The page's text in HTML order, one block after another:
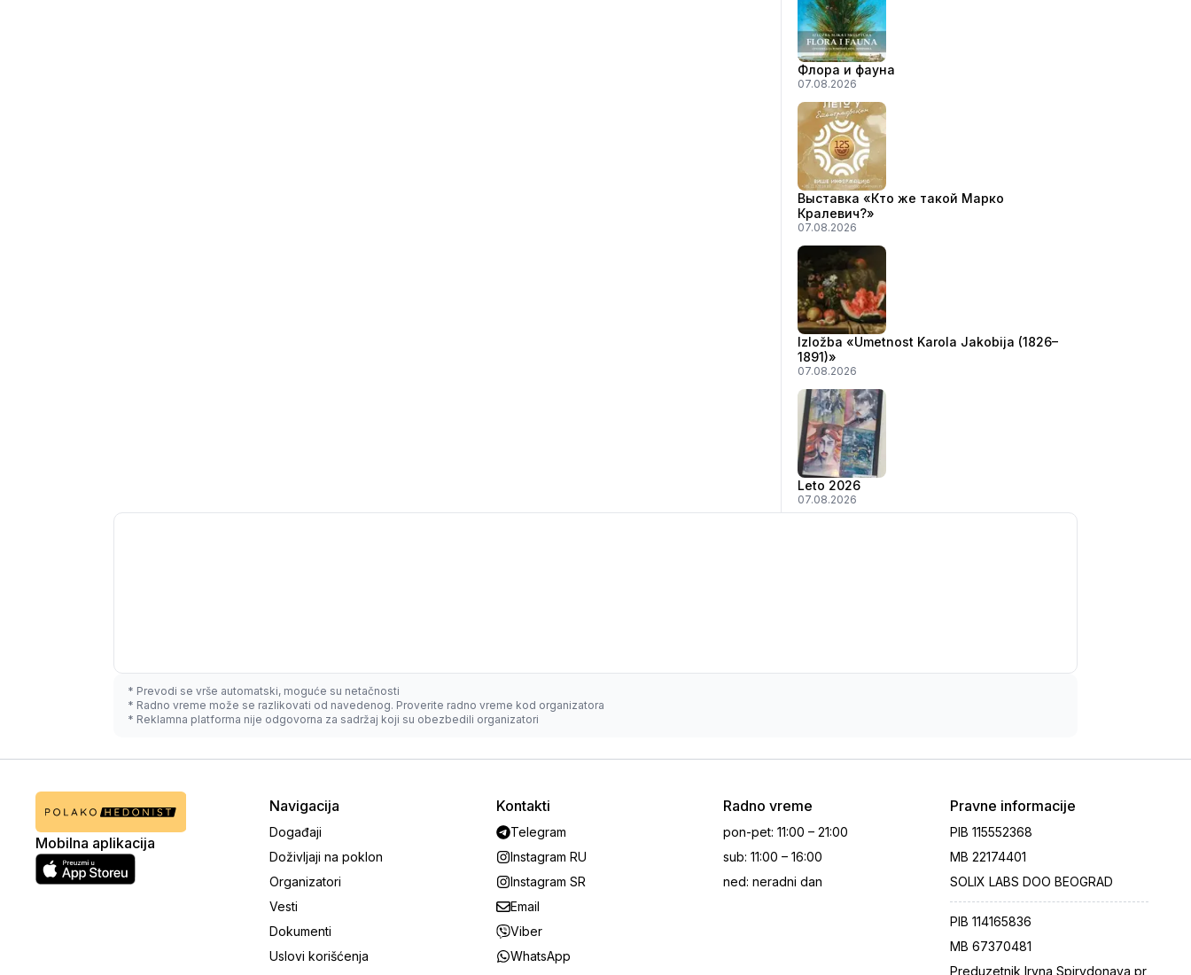
Флора и фауна
07.08.2026
Выставка «Кто же такой Марко
Кралевич?»
07.08.2026
Izložba «Umetnost Karola Jakobija (1826–
1891)»
07.08.2026
Leto 2026
07.08.2026
* Prevodi se vrše automatski, moguće su netačnosti
* Radno vreme može se razlikovati od navedenog. Proverite radno vreme kod organizatora
* Reklamna platforma nije odgovorna za sadržaj koji su obezbedili organizatori
Mobilna aplikacija
Navigacija
Događaji
Doživljaji na poklon
Organizatori
Vesti
Dokumenti
Uslovi korišćenja
Kontakti
Telegram
Instagram RU
Instagram SR
Email
Viber
WhatsApp
Radno vreme
pon-pet: 11:00 – 21:00
sub: 11:00 – 16:00
ned: neradni dan
Pravne informacije
PIB 115552368
MB 22174401
SOLIX LABS DOO BEOGRAD
PIB 114165836
MB 67370481
Preduzetnik Iryna Spirydonava pr